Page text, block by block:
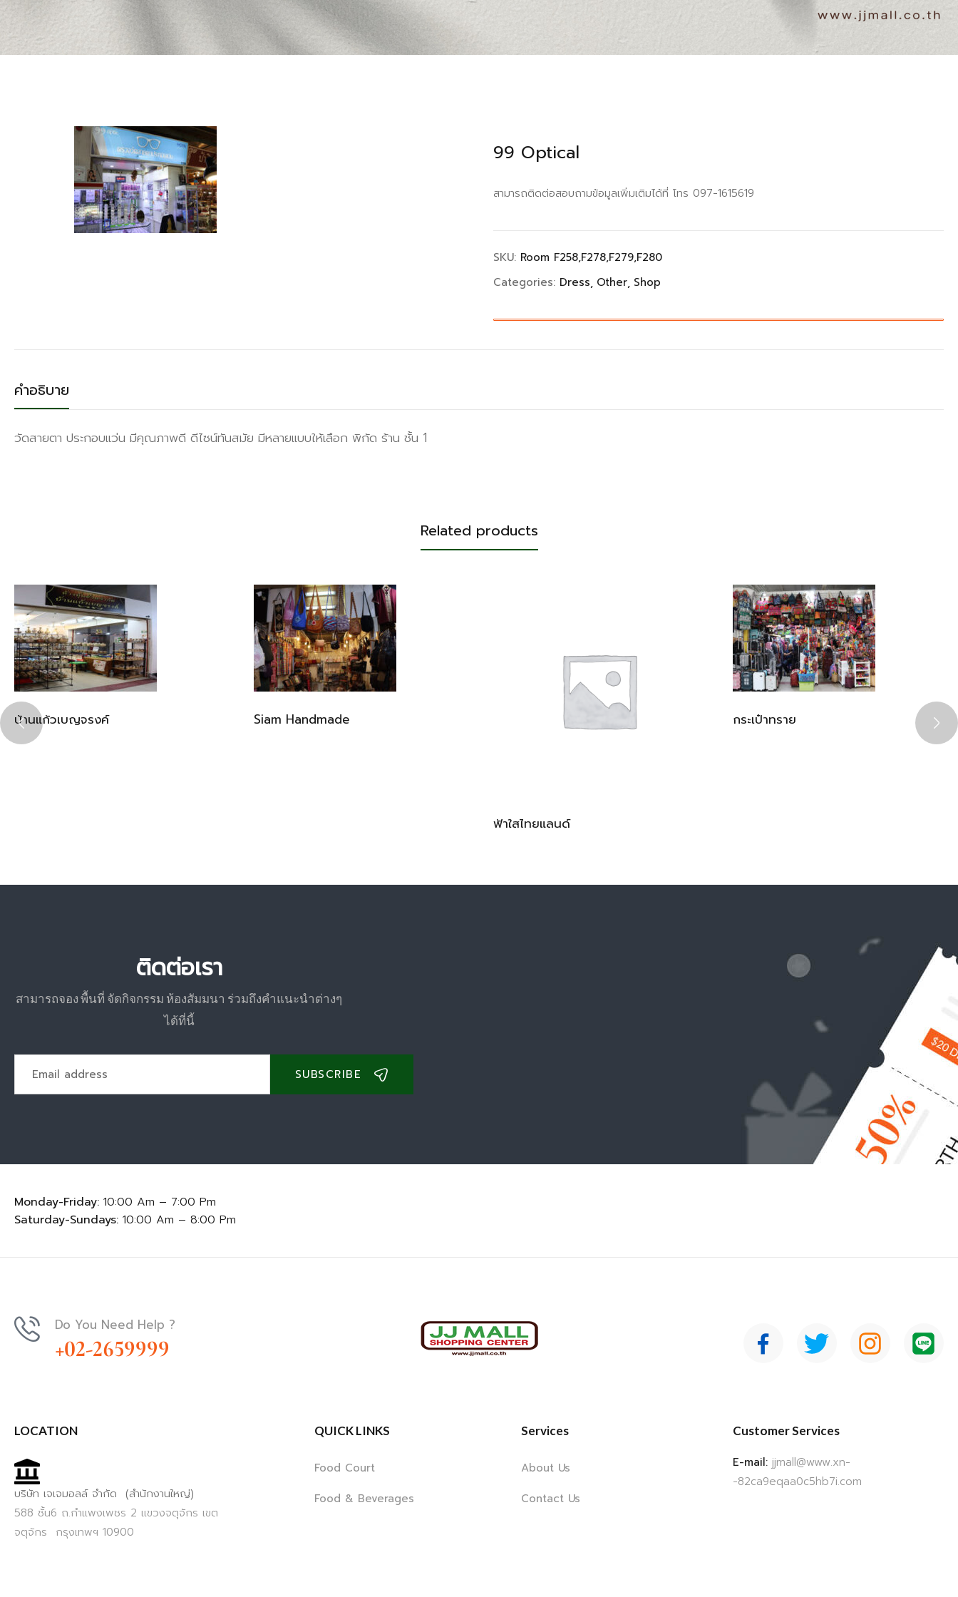
99 Optical
สามารถติดต่อสอบถามข้อมูลเพิ่มเติมได้ที่ โทร 097-1615619
SKU: Room F258,F278,F279,F280
Categories: Dress Other Shop
คำอธิบาย
วัดสายตา ประกอบแว่น มีคุณภาพดี ดีไซน์ทันสมัย มีหลายแบบให้เลือก พิกัด ร้าน ชั้น 1
Related products
บ้านแก้วเบญจรงค์ Siam Handmade
ฟ้าใสไทยแลนด์
กระเป๋าทราย
ติดต่อเรา
สามารถจอง พื้นที่ จัดกิจกรรม ห้องสัมมนา ร่วมถึงคำแนะนำต่างๆ
ได้ที่นี้
SUBSCRIBE
Monday-Friday: 10:00 Am – 7:00 Pm
Saturday-Sundays: 10:00 Am – 8:00 Pm
Do You Need Help ?
+02-2659999
LOCATION
บริษัท เจเจมอลล์ จำกัด (สำนักงานใหญ่)
588 ชั้น6 ถ.กำแพงเพชร 2 แขวงจตุจักร เขต
จตุจักร กรุงเทพฯ 10900
QUICK LINKS
Food Court
Food & Beverages
Services
About Us
Contact Us
Customer Services
E-mail: jjmall@www.xn-
-82ca9eqaa0c5hb7i.com